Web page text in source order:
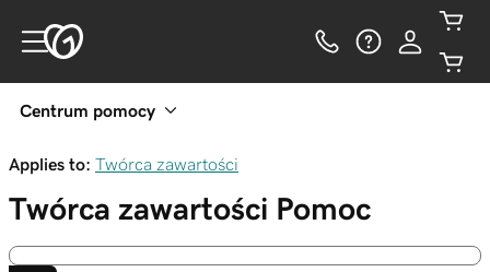
Centrum pomocy
Applies to: Twórca zawartości
Twórca zawartości Pomoc